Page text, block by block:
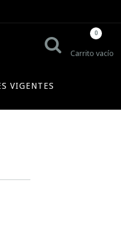
Carrito vacío
0
VIGENTES